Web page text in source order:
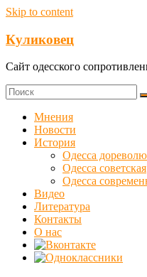
Skip to content
Куликовец
Сайт одесского
Мнения
Новости
История
Одесса
Одесса советская
Одесса
Видео
Литература
Контакты
О нас